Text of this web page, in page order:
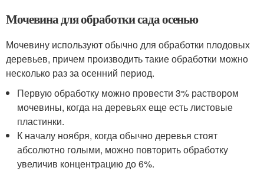
Мочевина для обработки сада осенью
Мочевину используют обычно для обработки плодовых
деревьев, причем производить такие обработки можно
несколько раз за осенний период.
Первую обработку можно провести 3% раствором
мочевины, когда на деревьях еще есть листовые
пластинки.
К началу ноября, когда обычно деревья стоят
абсолютно голыми, можно повторить обработку
увеличив концентрацию до 6%.